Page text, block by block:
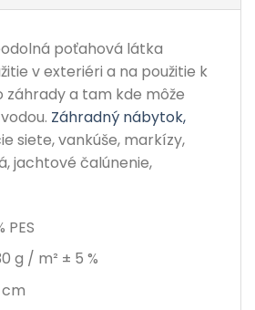
poťahová látka
v exteriéri a na použitie k
záhrady a tam kde môže
Záhradný nábytok,
siete, vankúše, markízy,
jachtové čalúnenie,
PES
g / m² ± 5 %
cm